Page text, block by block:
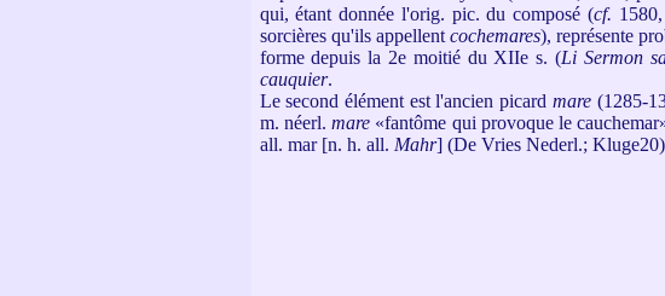
qui, étant donnée l'orig. pic. du composé (cf.
sorcières qu'ils appellent cochemares), représente
forme depuis la 2e moitié du XIIe s. (Li Sermon
cauquier.
Le second élément est l'ancien picard mare(1285-
m. néerl. mare «fantôme qui provoque le
all. mar [n. h. all. Mahr] (De Vries Nederl.;